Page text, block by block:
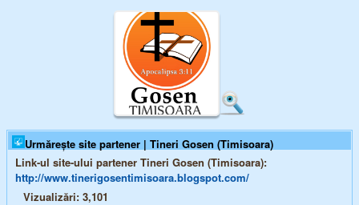
Urmărește site partener | Tineri Gosen (Timisoara)
Link-ul site-ului partener Tineri Gosen (Timisoara):
http://www.tinerigosentimisoara.blogspot.com/
Vizualizări: 3,101